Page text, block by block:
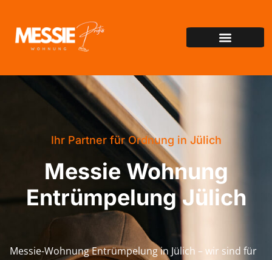
Ihr Partner für Ordnung in Jülich
Messie Wohnung
Entrümpelung Jülich
Messie-Wohnung Entrümpelung in Jülich – wir sind für